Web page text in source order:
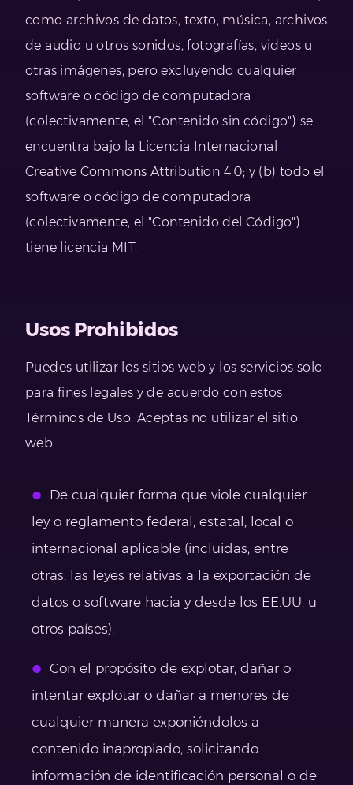
como archivos de datos, texto, música, archivos
de audio u otros sonidos, fotografías, videos u
otras imágenes, pero excluyendo cualquier
software o código de computadora
(colectivamente, el "Contenido sin código") se
encuentra bajo la Licencia Internacional
Creative Commons Attribution 4.0; y (b) todo el
software o código de computadora
(colectivamente, el "Contenido del Código")
tiene licencia MIT.
Usos Prohibidos
Puedes utilizar los sitios web y los servicios solo
para fines legales y de acuerdo con estos
Términos de Uso. Aceptas no utilizar el sitio
web:
De cualquier forma que viole cualquier
ley o reglamento federal, estatal, local o
internacional aplicable (incluidas, entre
otras, las leyes relativas a la exportación de
datos o software hacia y desde los EE.UU. u
otros países).
Con el propósito de explotar, dañar o
intentar explotar o dañar a menores de
cualquier manera exponiéndolos a
contenido inapropiado, solicitando
información de identificación personal o de